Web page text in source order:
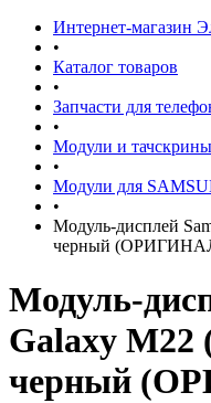
Интернет-магазин
•
Каталог товаров
•
Запчасти для
•
Модули и
•
Модули для
•
Модуль-дисплей
черный
Модуль-
Galaxy M22
черный